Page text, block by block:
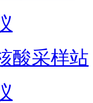
酸采样站